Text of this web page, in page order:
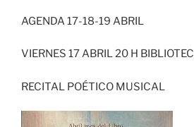
AGENDA 17-18-19 ABRIL
VIERNES 17 ABRIL 20 H
RECITAL POÉTICO MUSICAL